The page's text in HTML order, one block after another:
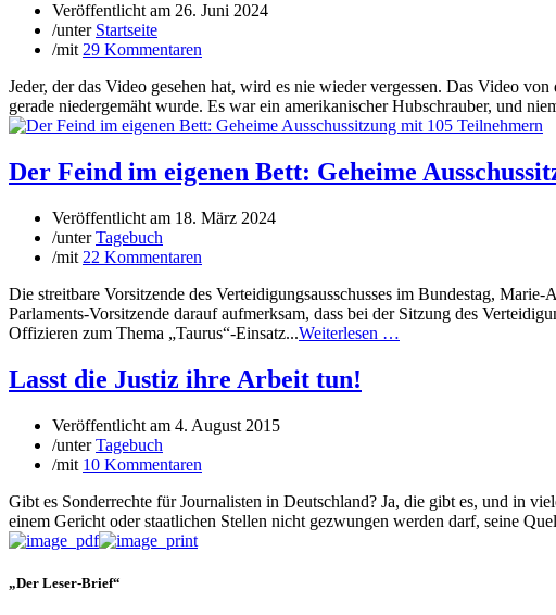
Veröffentlicht am 26. Juni 2024
/unter Startseite
/mit 29 Kommentaren
Jeder, der das Video gesehen hat, wird es nie wieder vergessen. Das Video
gerade niedergemäht wurde. Es war ein amerikanischer Hubschrauber, und
Der Feind im eigenen Bett: Geheime
Veröffentlicht am 18. März 2024
/unterTagebuch
/mit 22 Kommentaren
Die streitbare Vorsitzende des Verteidigungsausschusses im Bundestag,
Parlaments-Vorsitzende darauf aufmerksam, dass bei der Sitzung des
Offizieren zum Thema „Taurus“-Einsatz...Weiterlesen …
Lasst die Justiz ihre Arbeit tun!
Veröffentlicht am 4. August 2015
/unterTagebuch
/mit 10 Kommentaren
Gibt es Sonderrechte für Journalisten in Deutschland? Ja, die gibt es, und in
einem Gericht oder staatlichen Stellen nicht gezwungen werden darf, seine
„Der Leser-Brief“